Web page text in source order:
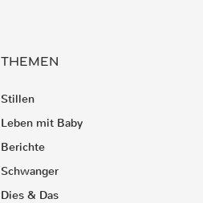
THEMEN
Stillen
Leben mit Baby
Berichte
Schwanger
Dies & Das